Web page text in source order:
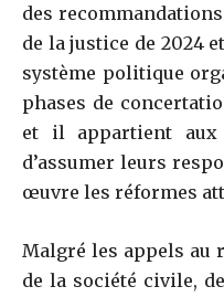
des
de la justice de 2024
système politique
phases de
et il appartient aux
d’assumer leurs
œuvre les réformes
Malgré les appels au
de la société civile,